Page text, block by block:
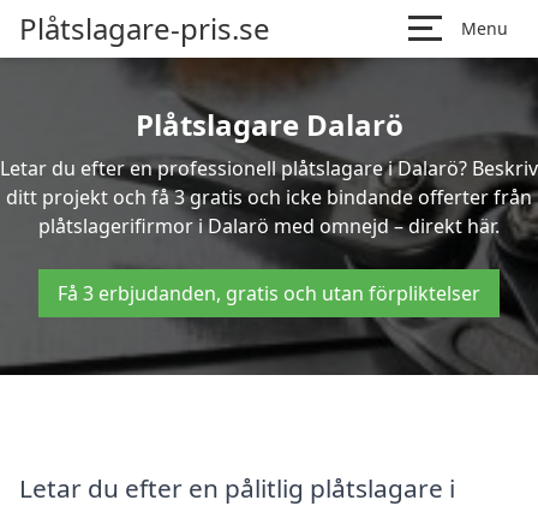
Plåtslagare-pris.se Menu
Plåtslagare Dalarö
Letar du efter en professionell plåtslagare i Dalarö? Beskriv
ditt projekt och få 3 gratis och icke bindande offerter från
plåtslagerifirmor i Dalarö med omnejd – direkt här.
Få 3 erbjudanden, gratis och utan förpliktelser
Letar du efter en pålitlig plåtslagare i